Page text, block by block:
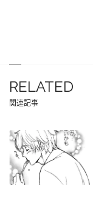
RELATED
関連記事